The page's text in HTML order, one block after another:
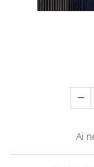
Lampi de birou
Profil aluminiu
Priza exterior
Ai